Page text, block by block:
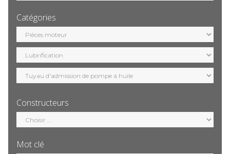
Catégories
Sélection
catégorie
Constructeurs
Sélection
constructeur
Mot clé